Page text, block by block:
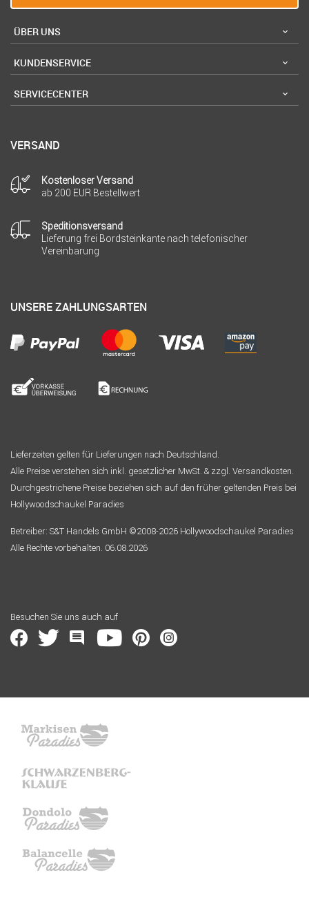
ÜBER UNS
KUNDENSERVICE
SERVICECENTER
VERSAND
Kostenloser Versand
ab 200 EUR Bestellwert
Speditionsversand
Lieferung frei Bordsteinkante nach telefonischer
Vereinbarung
UNSERE ZAHLUNGSARTEN
Lieferzeiten gelten für Lieferungen nach Deutschland.
Alle Preise verstehen sich inkl. gesetzlicher MwSt. & zzgl. Versandkosten.
Durchgestrichene Preise beziehen sich auf den früher geltenden Preis bei
Hollywoodschaukel Paradies
Betreiber: S&T Handels GmbH ©2008-2026 Hollywoodschaukel Paradies
Alle Rechte vorbehalten. 06.08.2026
Besuchen Sie uns auch auf